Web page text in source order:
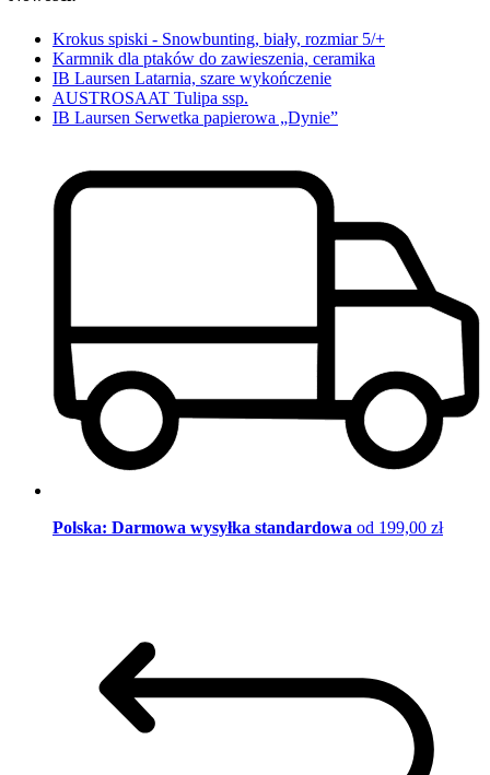
Krokus spiski - Snowbunting, biały, rozmiar 5/+
Karmnik dla ptaków do zawieszenia, ceramika
IB Laursen Latarnia, szare wykończenie
AUSTROSAAT Tulipa ssp.
IB Laursen Serwetka papierowa „Dynie”
Polska: Darmowa wysyłka standardowa od 199,00 zł